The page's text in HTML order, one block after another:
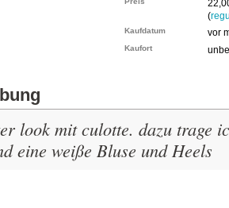
(
Kaufdatum vor
Kaufort
look mit culotte. dazu trage
eine weiße Bluse und Heels